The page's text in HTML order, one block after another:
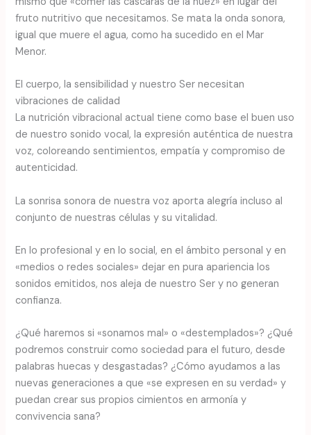
fruto nutritivo que necesitamos. Se mata la onda sonora,
igual que muere el agua, como ha sucedido en el Mar
Menor.
El cuerpo, la sensibilidad y nuestro Ser necesitan
vibraciones de calidad
La nutrición vibracional actual tiene como base el buen uso
de nuestro sonido vocal, la expresión auténtica de nuestra
voz, coloreando sentimientos, empatía y compromiso de
autenticidad.
La sonrisa sonora de nuestra voz aporta alegría incluso al
conjunto de nuestras células y su vitalidad.
En lo profesional y en lo social, en el ámbito personal y en
«medios o redes sociales» dejar en pura apariencia los
sonidos emitidos, nos aleja de nuestro Ser y no generan
confianza.
¿Qué haremos si «sonamos mal» o «destemplados»? ¿Qué
podremos construir como sociedad para el futuro, desde
palabras huecas y desgastadas? ¿Cómo ayudamos a las
nuevas generaciones a que «se expresen en su verdad» y
puedan crear sus propios cimientos en armonía y
convivencia sana?